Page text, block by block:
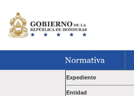
Expediente
Entidad